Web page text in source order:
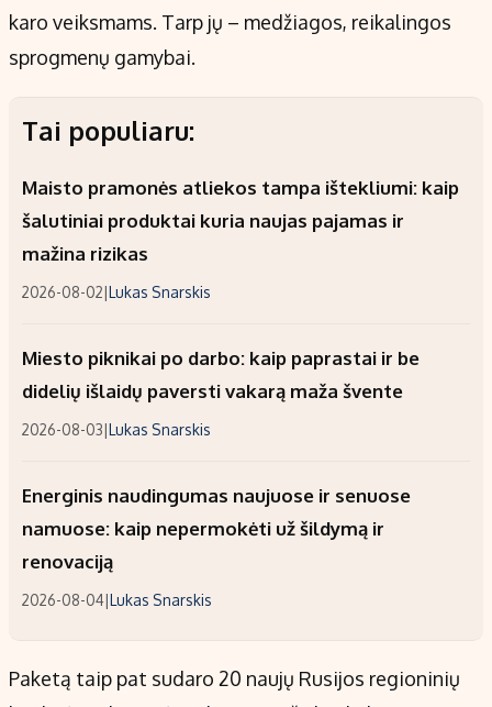
karo veiksmams. Tarp jų – medžiagos, reikalingos
sprogmenų gamybai.
Tai populiaru:
Maisto pramonės atliekos tampa ištekliumi: kaip
šalutiniai produktai kuria naujas pajamas ir
mažina rizikas
2026-08-02|Lukas Snarskis
Miesto piknikai po darbo: kaip paprastai ir be
didelių išlaidų paversti vakarą maža švente
2026-08-03|Lukas Snarskis
Energinis naudingumas naujuose ir senuose
namuose: kaip nepermokėti už šildymą ir
renovaciją
2026-08-04|Lukas Snarskis
Paketą taip pat sudaro 20 naujų Rusijos regioninių